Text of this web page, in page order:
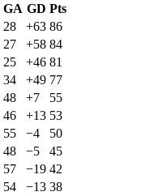
GA GD Pts
28 +63 86
27 +58 84
25 +46 81
34 +49 77
48 +7
55
46 +13 53
55 −4
50
48 −5
45
57 −19 42
54 −13 38